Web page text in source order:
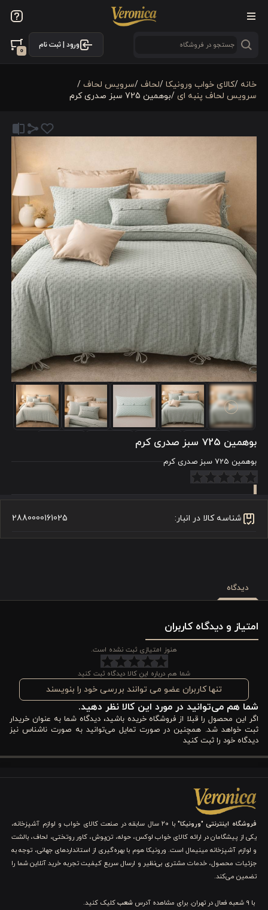
ورود | ثبت نام
0
خانه /کالای خواب ورونیکا /لحاف /سرویس لحاف /
سرویس لحاف پنبه ای /بوهمین 725 سبز صدری کرم
بوهمین 725 سبز صدری کرم
بوهمین 725 سبز صدری کرم
شناسه کالا در انبار: 2880000161025
دیدگاه
امتیاز و دیدگاه کاربران
هنوز امتیازی ثبت نشده است.
شما هم درباره این کالا دیدگاه ثبت کنید
تنها کاربران عضو می توانند بررسی خود را بنویسند
شما هم می‌توانید در مورد این کالا نظر دهید.
اگر این محصول را قبلا از فروشگاه خریده باشید، دیدگاه شما به عنوان خریدار
ثبت خواهد شد. همچنین در صورت تمایل می‌توانید به صورت ناشناس نیز
دیدگاه خود را ثبت کنید
فروشگاه اینترنتی "ورونیکا"
با ۲۰ سال سابقه در صنعت کالای خواب و لوازم آشپزخانه،
یکی از پیشگامان در ارائه کالای خواب لوکس، حوله، تن‌پوش، کاور روتختی، لحاف، بالشت
و لوازم آشپزخانه مینیمال است. ورونیکا هوم با بهره‌گیری از استانداردهای جهانی، توجه به
جزئیات محصول، خدمات مشتری بی‌نظیر و ارسال سریع کیفیت تجربه خرید آنلاین شما را
تضمین می‌کند.
با 9 شعبه فعال در تهران. برای مشاهده آدرس شعبکلیک کنید.